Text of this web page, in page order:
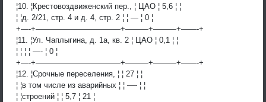
¦10. ¦Крестовоздвиженский пер., ¦ ЦАО ¦ 5,6 ¦ ¦
¦ ¦д. 2/21, стр. 4 и д. 4, стр. 2 ¦ ¦ — ¦ 0 ¦
+—-+———————————+———+———+——-+
¦11. ¦Ул. Чаплыгина, д. 1а, кв. 2 ¦ ЦАО ¦ 0,1 ¦ ¦
¦ ¦ ¦ ¦ —- ¦ 0 ¦
+—-+———————————+———+———+——-+
¦12. ¦Срочные переселения, ¦ ¦ 27 ¦ ¦
¦ ¦в том числе из аварийных ¦ ¦ —- ¦ ¦
¦ ¦строений ¦ ¦ 5,7 ¦ 21 ¦